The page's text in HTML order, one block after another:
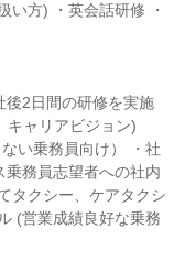
い方) ・英会話研修 ・
後2日間の研修を実施
キャリアビジョン)
い乗務員向け） ・社
務員志望者への社内
タクシー、ケアタクシ
(営業成績良好な乗務